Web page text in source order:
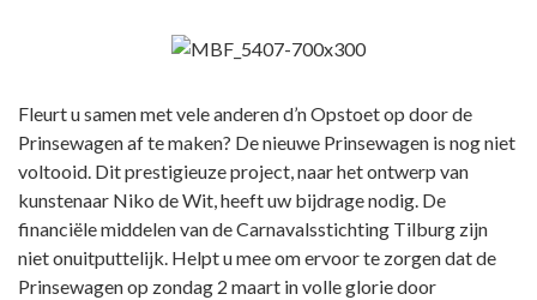
Fleurt u samen met vele anderen d’n Opstoet op door de
Prinsewagen af te maken? De nieuwe Prinsewagen is nog niet
voltooid. Dit prestigieuze project, naar het ontwerp van
kunstenaar Niko de Wit, heeft uw bijdrage nodig. De
financiële middelen van de Carnavalsstichting Tilburg zijn
niet onuitputtelijk. Helpt u mee om ervoor te zorgen dat de
Prinsewagen op zondag 2 maart in volle glorie door